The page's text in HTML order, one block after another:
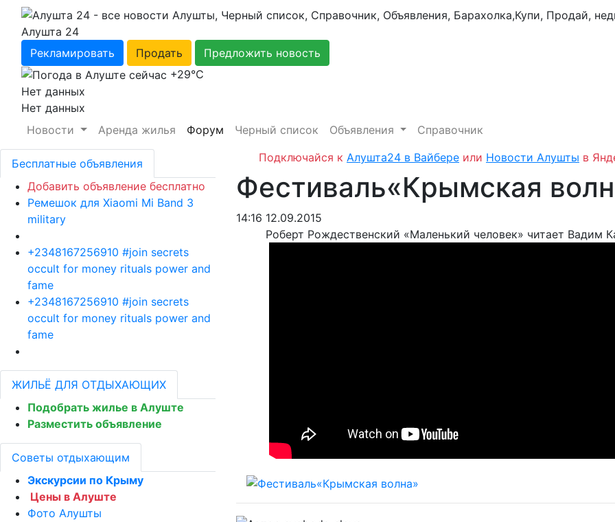
Алушта 24
Рекламировать
Продать
Предложить новость
+29℃
Нет данных
Нет данных
Новости
Аренда жилья Форум Черный список Объявления
Справочник
Подключайся к Алушта24 в Вайбере или Новости Алушты в
Фестиваль«Крымская
14:16 12.09.2015
Роберт Рождественский «Маленький человек» читает Вадим
Бесплатные объявления
Добавить объявление бесплатно
Ремешок для Xiaomi Mi Band 3
military
+2348167256910 #join secrets
occult for money rituals power and
fame
+2348167256910 #join secrets
occult for money rituals power and
fame
ЖИЛЬЁ ДЛЯ ОТДЫХАЮЩИХ
Подобрать жилье в Алуште
Разместить объявление
Советы отдыхающим
Экскурсии по Крыму
Цены в Алуште
Фото Алушты